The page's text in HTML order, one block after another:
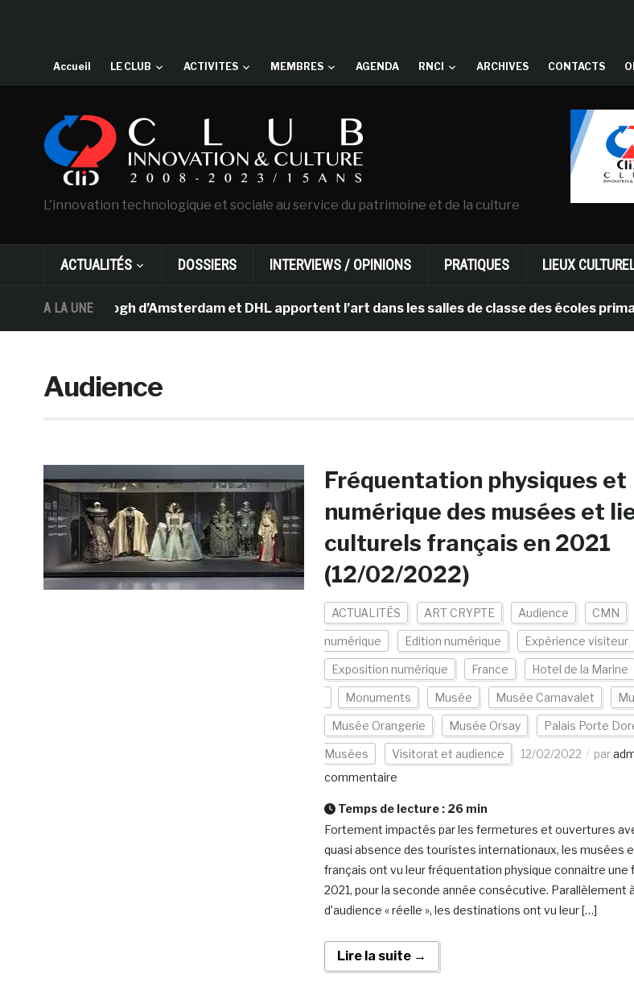
Accueil LE CLUB ACTIVITES MEMBRES AGENDA RNCI ARCHIVES CONTACTS
L'innovation technologique et sociale au service du patrimoine et de la culture
ACTUALITÉS DOSSIERS INTERVIEWS / OPINIONS PRATIQUES LIEUX
A LA UNE
Van Gogh d’Amsterdam et DHL apportent l’art dans les salles de classe des écoles primaires
Audience
Fréquentation physiques et
numérique des musées et
culturels français en 2021
(12/02/2022)
ACTUALITÉS ART CRYPTE Audience CMN
numérique Edition numérique Expérience visiteur
Exposition numérique France Hotel de la Marine
Monuments Musée Musée Carnavalet
Musée Orangerie Musée Orsay Palais Porte
Musées Visitorat et audience 12/02/2022 par
commentaire
Temps de lecture : 26 min
Fortement impactés par les fermetures et ouvertures
quasi absence des touristes internationaux, les musées
français ont vu leur fréquentation physique connaitre une
2021, pour la seconde année consécutive.
d’audience « réelle », les destinations ont vu leur […]
Lire la suite →